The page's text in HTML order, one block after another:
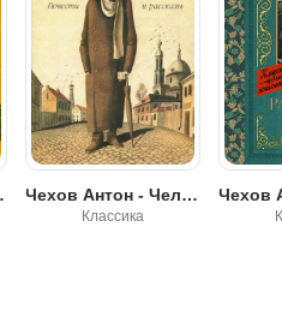
Чехов Антон - Человек в футляре
Классика